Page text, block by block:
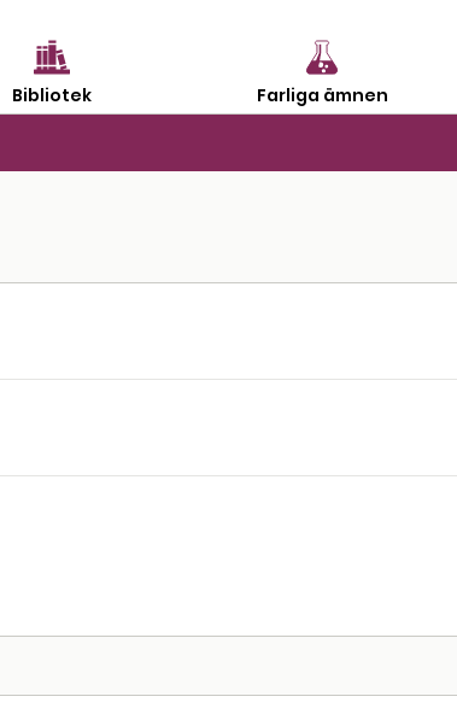
Bibliotek Farliga ämnen